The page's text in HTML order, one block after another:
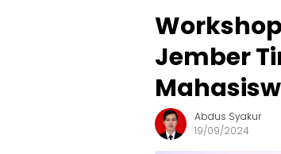
Jember
Abdus Syakur
19/09/2024